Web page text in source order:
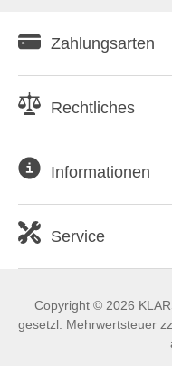
Zahlungsarten
Rechtliches
Informationen
Service
Copyright © 2026
gesetzl. Mehrwertsteuer